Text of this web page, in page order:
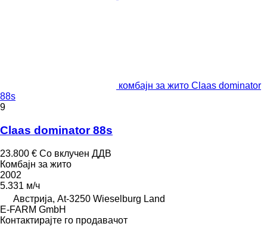
комбајн за жито Claas dominator
88s
9
Claas dominator 88s
23.800 € Со вклучен ДДВ
Комбајн за жито
2002
5.331 м/ч
Австрија, At-3250 Wieselburg Land
E-FARM GmbH
Контактирајте го продавачот